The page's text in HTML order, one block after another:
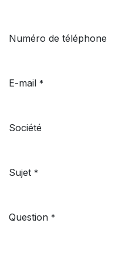
Numéro de téléphone
E-mail *
Société
Sujet *
Question *